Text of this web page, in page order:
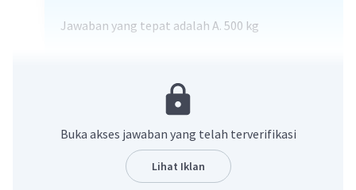
Jawaban yang tepat adalah A. 500 kg
= 250 kg/m
Buka akses jawaban yang telah terverifikasi
Lihat Iklan